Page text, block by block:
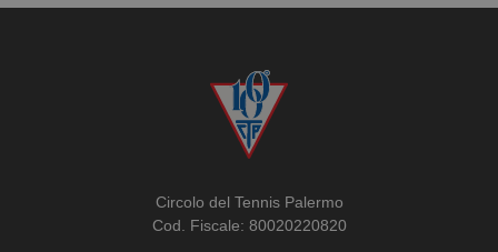
Circolo del Tennis Palermo
Cod. Fiscale: 80020220820